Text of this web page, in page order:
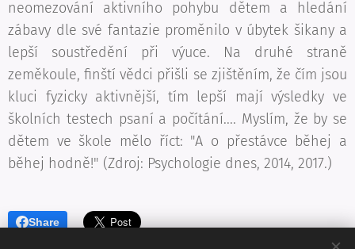
neomezování aktivního pohybu dětem a hledání
zábavy dle své fantazie proměnilo v úbytek šikany a
lepší soustředění při výuce. Na druhé straně
zeměkoule, finští vědci přišli se zjištěním, že čím jsou
kluci fyzicky aktivnější, tím lepší mají výsledky ve
školních testech psaní a počítání.... Myslím, že by se
dětem ve škole mělo říct: "A o přestávce běhej a
běhej hodně!" (Zdroj: Psychologie dnes, 2014, 2017.)
Share